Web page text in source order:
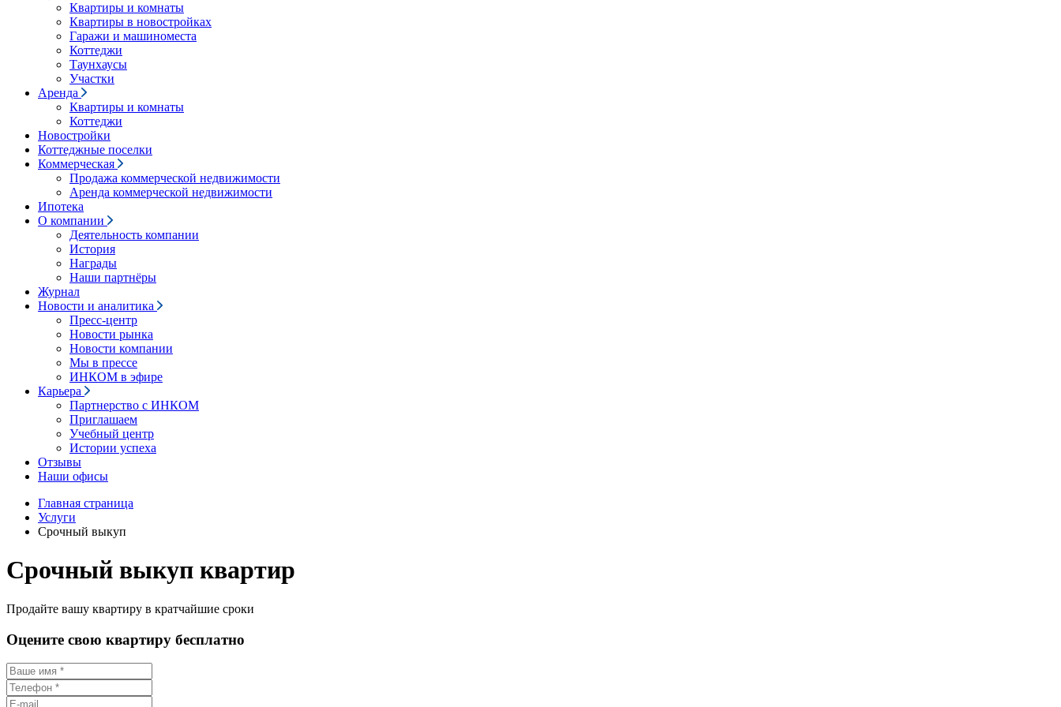
Квартиры и комнаты
Квартиры в новостройках
Гаражи и машиноместа
Коттеджи
Таунхаусы
Участки
Аренда
Квартиры и комнаты
Коттеджи
Новостройки
Коттеджные поселки
Коммерческая
Продажа коммерческой недвижимости
Аренда коммерческой недвижимости
Ипотека
О компании
Деятельность компании
История
Награды
Наши партнёры
Журнал
Новости и аналитика
Пресс-центр
Новости рынка
Новости компании
Мы в прессе
ИНКОМ в эфире
Карьера
Партнерство с ИНКОМ
Приглашаем
Учебный центр
Истории успеха
Отзывы
Наши офисы
Главная страница
Услуги
Срочный выкуп
Срочный выкуп квартир
Продайте вашу квартиру в кратчайшие сроки
Оцените свою квартиру бесплатно